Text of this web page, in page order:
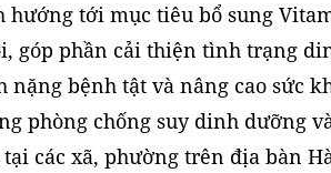
hướng tới mục tiêu bổ sung
góp phần cải thiện tình trạng
nặng bệnh tật và nâng cao sức
phòng chống suy dinh dưỡng
các xã, phường trên địa bàn